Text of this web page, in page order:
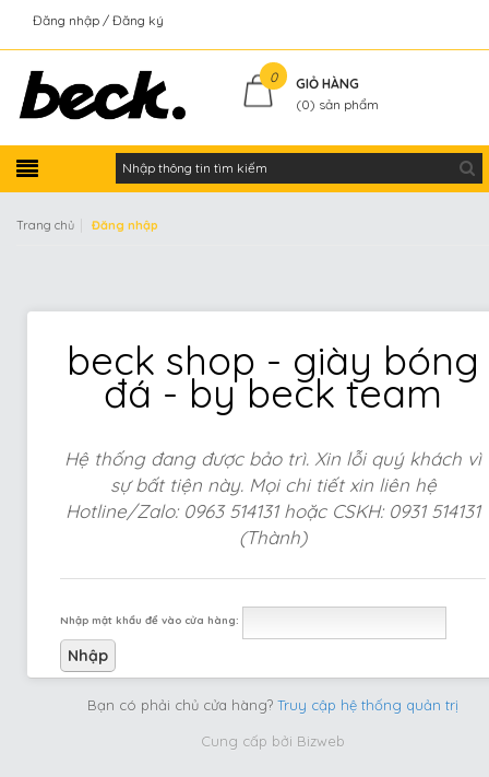
Đăng nhập Đăng ký
0
GIỎ HÀNG
(0) sản phẩm
Trang chủ Đăng nhập
beck shop - giày bóng
đá - by beck team
Hệ thống đang được bảo trì. Xin lỗi quý khách vì
sự bất tiện này. Mọi chi tiết xin liên hệ
Hotline/Zalo: 0963 514131 hoặc CSKH: 0931 514131
(Thành)
Nhập mật khẩu để vào cửa hàng:
Bạn có phải chủ cửa hàng? Truy cập hệ thống quản trị
Cung cấp bởi Bizweb